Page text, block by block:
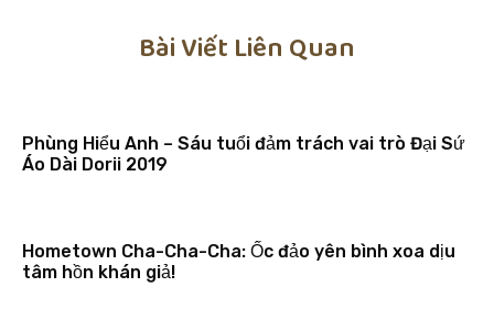
Bài Viết Liên Quan
Phùng Hiểu Anh – Sáu tuổi đảm trách vai trò Đại Sứ
Áo Dài Dorii 2019
Hometown Cha-Cha-Cha: Ốc đảo yên bình xoa dịu
tâm hồn khán giả!